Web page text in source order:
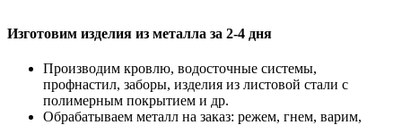
Изготовим изделия из металла за 2-4 дня
Производим кровлю, водосточные системы,
профнастил, заборы, изделия из листовой стали с
полимерным покрытием и др.
Обрабатываем металл на заказ: режем, гнем, варим,